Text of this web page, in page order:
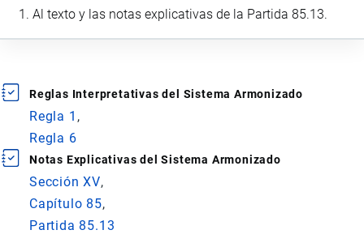
Al texto y las notas explicativas de la Partida 85.13.
Reglas Interpretativas del Sistema Armonizado
Regla 1
Regla 6
Notas Explicativas del Sistema Armonizado
Sección XV
Capítulo 85
Partida 85.13